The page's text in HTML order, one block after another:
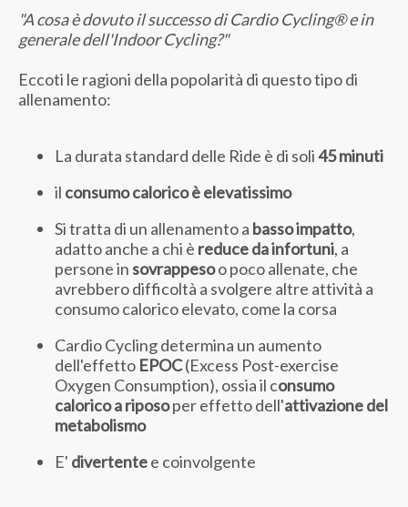
"A cosa è dovuto il successo di Cardio Cycling® e in
generale dell'Indoor Cycling?"
Eccoti le ragioni della popolarità di questo tipo di
allenamento:
La durata standard delle Ride è di soli45 minuti
il consumo calorico è elevatissimo
Si tratta di un allenamento a basso impatto,
adatto anche a chi è reduce da infortuni, a
persone in sovrappesoo poco allenate, che
avrebbero difficoltà a svolgere altre attività a
consumo calorico elevato, come la corsa
Cardio Cycling determina un aumento
dell'effetto EPOC(Excess Post-exercise
Oxygen Consumption), ossia il consumo
calorico a riposoper effetto dell'attivazione del
metabolismo
E' divertentee coinvolgente